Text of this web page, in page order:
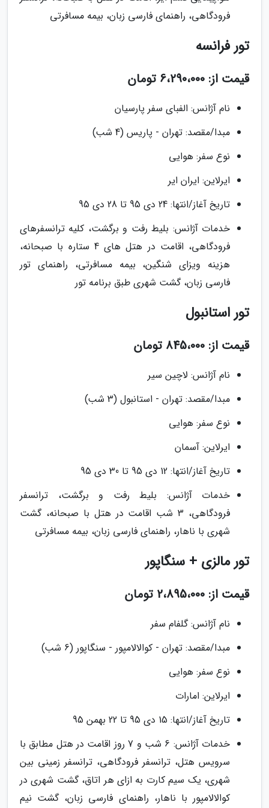
فرودگاهی، راهنمای فارسی زبان، بیمه مسافرتی
تور فرانسه
قیمت از: 6،290،000 تومان
نام آژانس: الفبای سفر پارسیان
مبدا/مقصد: تهران - پاریس (4 شب)
نوع سفر: هوایی
ایرلاین: ایران ایر
تاریخ آغاز/انتها: 24 دی 95 تا 28 دی 95
خدمات آژانس: بلیط رفت و برگشت، کلیه ترانسفرهای
فرودگاهی، اقامت در هتل های 4 ستاره با صبحانه،
هزینه ویزای شنگین، بیمه مسافرتی، راهنمای تور
فارسی زبان، گشت شهری طبق برنامه تور
تور استانبول
قیمت از: 845،000 تومان
نام آژانس: لاچین سیر
مبدا/مقصد: تهران - استانبول (3 شب)
نوع سفر: هوایی
ایرلاین: آسمان
تاریخ آغاز/انتها: 12 دی 95 تا 30 دی 95
خدمات آژانس: بلیط رفت و برگشت، ترانسفر
فرودگاهی، 3 شب اقامت در هتل با صبحانه، گشت
شهری با ناهار، راهنمای فارسی زبان، بیمه مسافرتی
تور مالزی + سنگاپور
قیمت از: 2،895،000 تومان
نام آژانس: گلفام سفر
مبدا/مقصد: تهران - کوالالامپور - سنگاپور (6 شب)
نوع سفر: هوایی
ایرلاین: امارات
تاریخ آغاز/انتها: 15 دی 95 تا 22 بهمن 95
خدمات آژانس: 6 شب و 7 روز اقامت در هتل مطابق با
سرویس هتل، ترانسفر فرودگاهی، ترانسفر زمینی بین
شهری، یک سیم کارت به ازای هر اتاق، گشت شهری در
کوالالامپور با ناهار، راهنمای فارسی زبان، گشت نیم